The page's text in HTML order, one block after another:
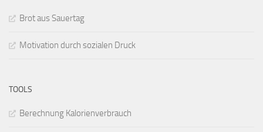
Brot aus Sauertag
Motivation durch sozialen Druck
TOOLS
Berechnung Kalorienverbrauch